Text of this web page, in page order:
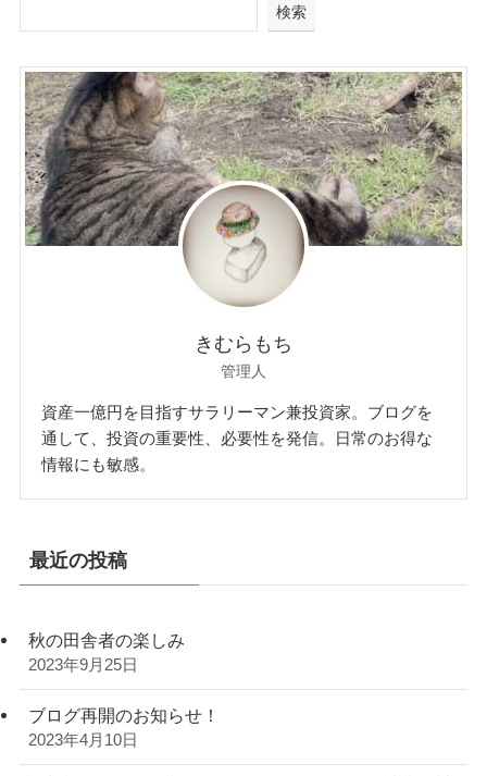
検索
きむらもち
管理人
資産一億円を目指すサラリーマン兼投資家。ブログを
通して、投資の重要性、必要性を発信。日常のお得な
情報にも敏感。
最近の投稿
秋の田舎者の楽しみ
2023年9月25日
ブログ再開のお知らせ！
2023年4月10日